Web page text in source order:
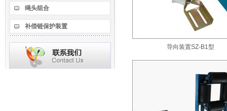
绳头组合
补偿链保护装置
导向装置SZ-B1型